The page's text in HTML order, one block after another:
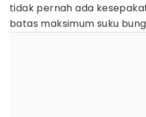
tidak pernah ada
batas maksimum suku